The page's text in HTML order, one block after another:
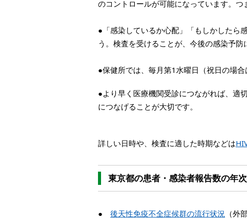
のコントロールが可能になっています。つ
●「感染しているか心配」「もしかしたら
う。検査を受けることが、今後の感染予防
●保健所では、毎月第1水曜日（祝日の場
●より早く医療機関受診につながれば、適
につなげることが大切です。
詳しい日時や、検査に適した時期などは
東京都の患者・感染者報告数の年
● 後天性免疫不全症候群の流行状況 （外